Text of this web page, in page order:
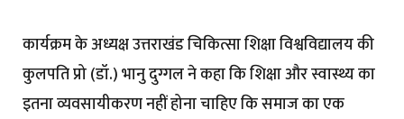
कार्यक्रम के अध्यक्ष उत्तराखंड चिकित्सा शिक्षा विश्वविद्यालय की
कुलपति प्रो (डॉ.) भानु दुग्गल ने कहा कि शिक्षा और स्वास्थ्य का
इतना व्यवसायीकरण नहीं होना चाहिए कि समाज का एक